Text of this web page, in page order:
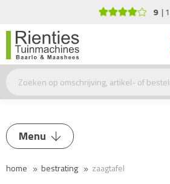
9 100%
Menu
Trilplaat / Stamper
home bestrating zaagtafel